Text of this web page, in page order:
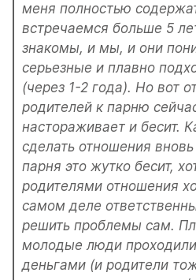
меня полностью
встречаемся больше 5
знакомы, и мы, и они
серьезные и плавно
(через 1-2 года). Но вот
родителей к парню
настораживает и бесит.
сделать отношения
парня это жутко бесит,
родителями отношения
самом деле
решить проблемы сам.
молодые люди
деньгами (и родители